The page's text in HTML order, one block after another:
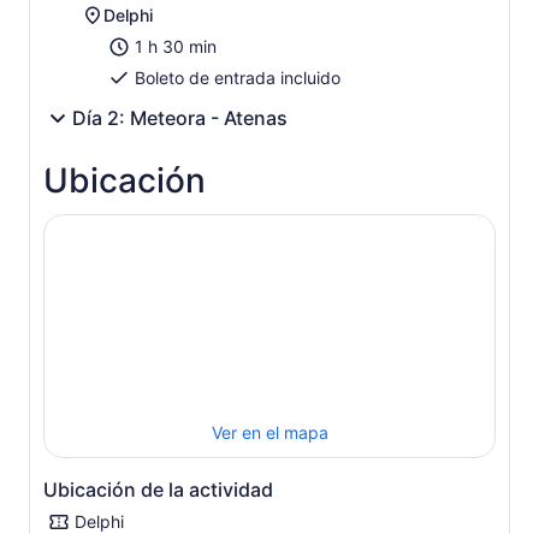
Delphi
1 h 30 min
Boleto de entrada incluido
Día 2: Meteora - Atenas
Ubicación
Ver en el mapa
Ubicación de la actividad
Delphi